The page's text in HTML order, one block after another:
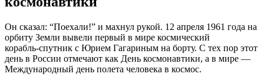
Он сказал: “Поехали!” и махнул рукой. 12 апреля 1961 года на
орбиту Земли вывели первый в мире космический
корабль-спутник с Юрием Гагариным на борту. С тех пор этот
день в России отмечают как День космонавтики, а в мире —
Международный день полета человека в космос.